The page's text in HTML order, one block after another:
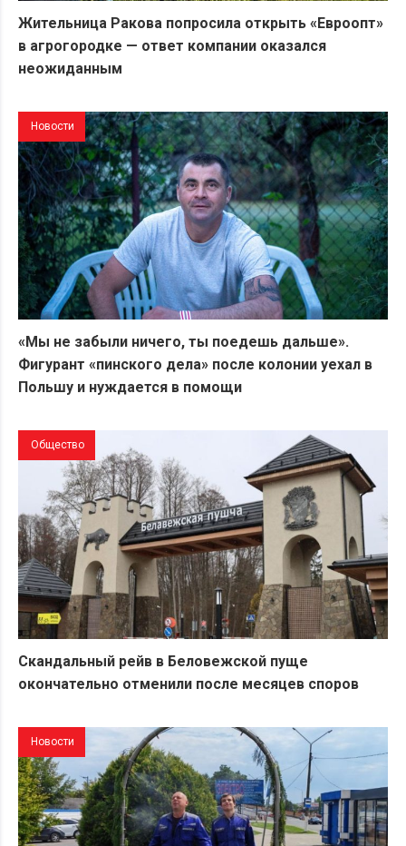
Жительница Ракова попросила открыть «Евроопт»
в агрогородке — ответ компании оказался
неожиданным
Новости
«Мы не забыли ничего, ты поедешь дальше».
Фигурант «пинского дела» после колонии уехал в
Польшу и нуждается в помощи
Общество
Скандальный рейв в Беловежской пуще
окончательно отменили после месяцев споров
Новости